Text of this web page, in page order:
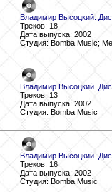
Владимир Высоцкий.
Треков: 18
Дата выпуска: 2002
Студия: Bomba Music;
Владимир Высоцкий.
Треков: 13
Дата выпуска: 2002
Студия: Bomba Music
Владимир Высоцкий.
Треков: 16
Дата выпуска: 2002
Студия: Bomba Music